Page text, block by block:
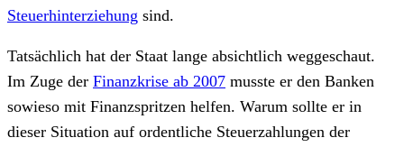
Steuerhinterziehung sind.
Tatsächlich hat der Staat lange absichtlich weggeschaut.
Im Zuge der Finanzkrise ab 2007 musste er den Banken
sowieso mit Finanzspritzen helfen. Warum sollte er in
dieser Situation auf ordentliche Steuerzahlungen der